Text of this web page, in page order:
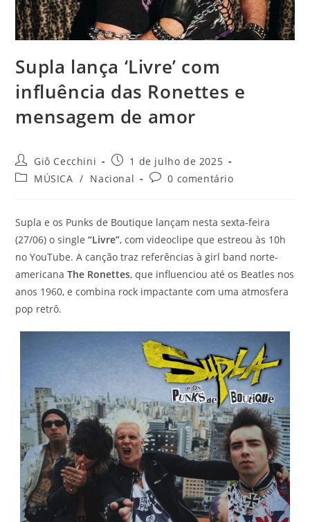
Supla lança ‘Livre’ com
influência das Ronettes e
mensagem de amor
Autor
do
post:
Giô Cecchini
Post
publicado:
1 de julho de 2025
Categoria
MÚSICA / Nacional
Comentários
0 comentário
Supla e os Punks de Boutique lançam nesta sexta-feira
(27/06) o single“Livre”, com videoclipe que estreou às 10h
no YouTube. A canção traz referências à girl band norte-
americanaThe Ronettes, que influenciou até os Beatles nos
anos 1960, e combina rock impactante com uma atmosfera
pop retrô.